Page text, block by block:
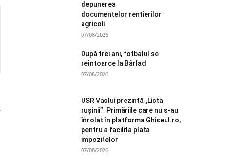
depunerea
documentelor rentierilor
agricoli
07/08/2026
După trei ani, fotbalul se
reîntoarce la Bârlad
07/08/2026
USR Vaslui prezintă „Lista
rușinii”: Primăriile care nu s-au
înrolat în platforma Ghiseul.ro,
pentru a facilita plata
impozitelor
07/08/2026